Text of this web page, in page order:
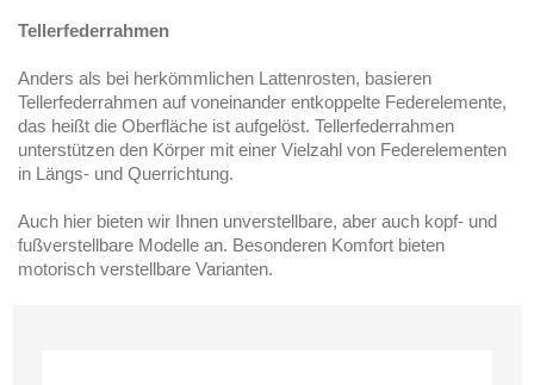
Tellerfederrahmen
Anders als bei herkömmlichen Lattenrosten, basieren
Tellerfederrahmen auf voneinander entkoppelte Federelemente,
das heißt die Oberfläche ist aufgelöst. Tellerfederrahmen
unterstützen den Körper mit einer Vielzahl von Federelementen
in Längs- und Querrichtung.
Auch hier bieten wir Ihnen unverstellbare, aber auch kopf- und
fußverstellbare Modelle an. Besonderen Komfort bieten
motorisch verstellbare Varianten.